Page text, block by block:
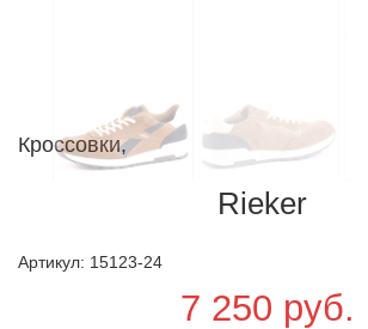
Кроссовки,
Rieker
Артикул: 15123-24
7 250 руб.